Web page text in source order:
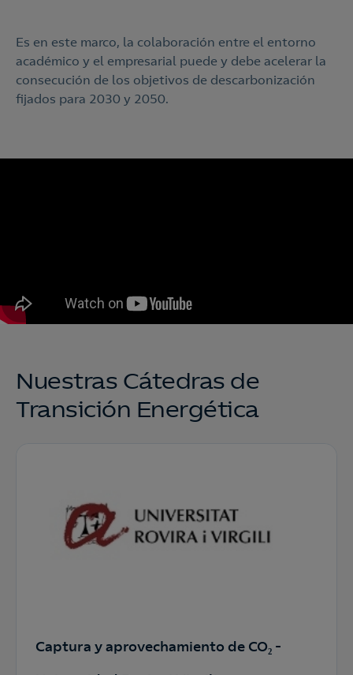
​Es en este marco, la colaboración entre el entorno
académico y el empresarial puede y debe acelerar la
consecución de los objetivos de descarbonización
fijados para 2030 y 2050. ​
Nuestras Cátedras de
Transición Energética
Captura y aprovechamiento de CO₂ -